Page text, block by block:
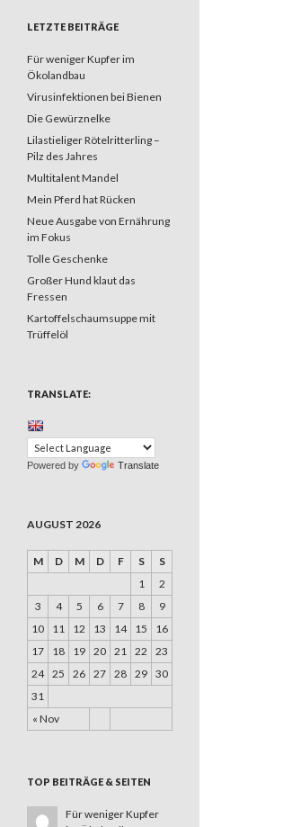
LETZTE BEITRÄGE
Für weniger Kupfer im
Ökolandbau
Virusinfektionen bei Bienen
Die Gewürznelke
Lilastieliger Rötelritterling –
Pilz des Jahres
Multitalent Mandel
Mein Pferd hat Rücken
Neue Ausgabe von Ernährung
im Fokus
Tolle Geschenke
Großer Hund klaut das
Fressen
Kartoffelschaumsuppe mit
Trüffelöl
TRANSLATE:
Powered by Translate
AUGUST 2026
M D M D F S S
« Nov
1
2
3
4 5 6 7 8
9
10
11 12 13 14 15
16
17
18 19 20 21 22
23
24 25 26 27 28 29 30
31
TOP BEITRÄGE & SEITEN
Für weniger Kupfer